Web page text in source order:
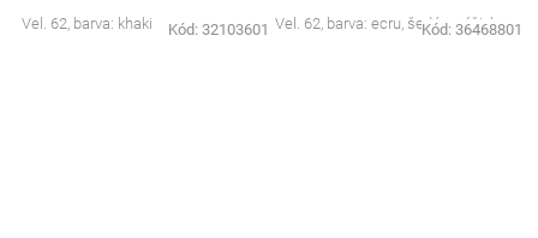
Vel. 62, barva: khaki Kód: 32103601 Vel. 62, barva: ecru, šedá s výšivkou
Kód: 36468801